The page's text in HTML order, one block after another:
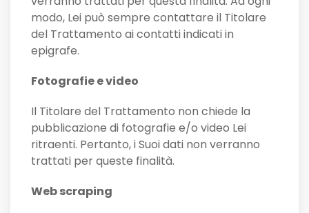
modo, Lei può sempre contattare il Titolare
del Trattamento ai contatti indicati in
epigrafe.
Fotografie e video
Il Titolare del Trattamento non chiede la
pubblicazione di fotografie e/o video Lei
ritraenti. Pertanto, i Suoi dati non verranno
trattati per queste finalità.
Web scraping